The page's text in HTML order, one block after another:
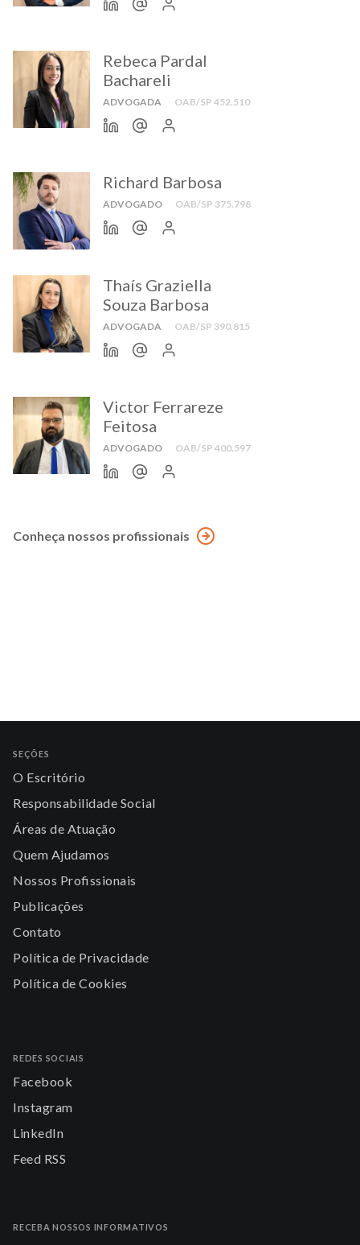
Rebeca Pardal
Bachareli
ADVOGADA OAB/SP 452.510
Richard Barbosa
ADVOGADO OAB/SP 375.798
Thaís Graziella
Souza Barbosa
ADVOGADA OAB/SP 390.815
Victor Ferrareze
Feitosa
ADVOGADO OAB/SP 400.597
Conheça nossos profissionais
SEÇÕES
O Escritório
Responsabilidade Social
Áreas de Atuação
Quem Ajudamos
Nossos Profissionais
Publicações
Contato
Política de Privacidade
Política de Cookies
REDES SOCIAIS
Facebook
Instagram
LinkedIn
Feed RSS
RECEBA NOSSOS INFORMATIVOS